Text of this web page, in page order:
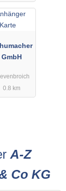
GmbH
0.8 km
A-Z
Co KG